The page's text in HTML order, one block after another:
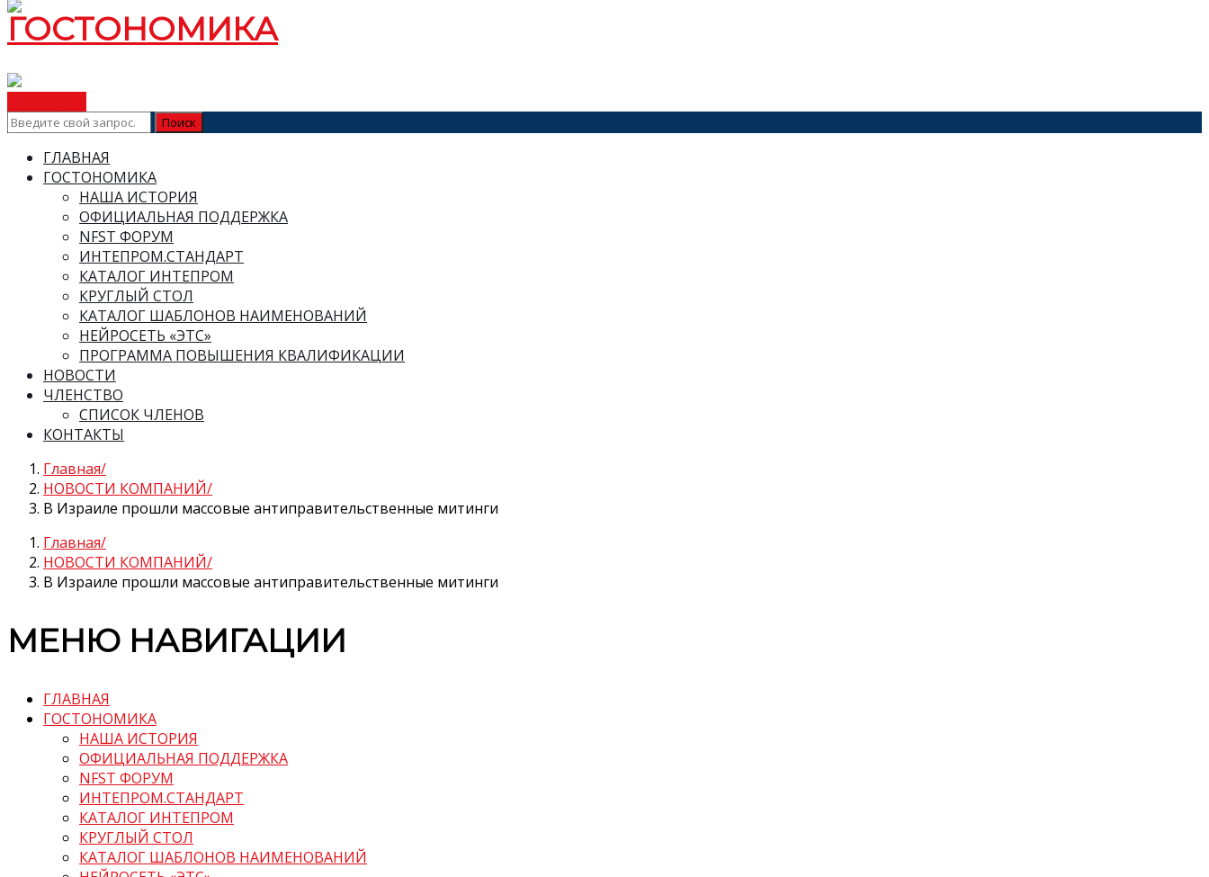
ГЛАВНАЯ
ГОСТОНОМИКА
НАША ИСТОРИЯ
ОФИЦИАЛЬНАЯ ПОДДЕРЖКА
NFST ФОРУМ
ИНТЕПРОМ.СТАНДАРТ
КАТАЛОГ ИНТЕПРОМ
КРУГЛЫЙ СТОЛ
КАТАЛОГ ШАБЛОНОВ НАИМЕНОВАНИЙ
НЕЙРОСЕТЬ «ЭТС»
ПРОГРАММА ПОВЫШЕНИЯ КВАЛИФИКАЦИИ
НОВОСТИ
ЧЛЕНСТВО
СПИСОК ЧЛЕНОВ
КОНТАКТЫ
Главная
НОВОСТИ КОМПАНИЙ
В Израиле прошли массовые антиправительственные митинги
Главная
НОВОСТИ КОМПАНИЙ
В Израиле прошли массовые антиправительственные митинги
МЕНЮ НАВИГАЦИИ
ГЛАВНАЯ
ГОСТОНОМИКА
НАША ИСТОРИЯ
ОФИЦИАЛЬНАЯ ПОДДЕРЖКА
NFST ФОРУМ
ИНТЕПРОМ.СТАНДАРТ
КАТАЛОГ ИНТЕПРОМ
КРУГЛЫЙ СТОЛ
КАТАЛОГ ШАБЛОНОВ НАИМЕНОВАНИЙ